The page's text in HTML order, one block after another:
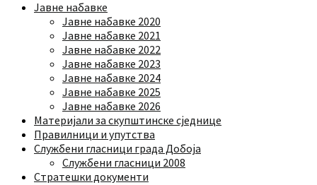
Јавне набавке
Јавне набавке 2020
Јавне набавке 2021
Јавне набавке 2022
Јавне набавке 2023
Јавне набавке 2024
Јавне набавке 2025
Јавне набавке 2026
Материјали за скупштинске сједнице
Правилници и упутства
Службени гласници града Добоја
Службени гласници 2008
Стратешки документи